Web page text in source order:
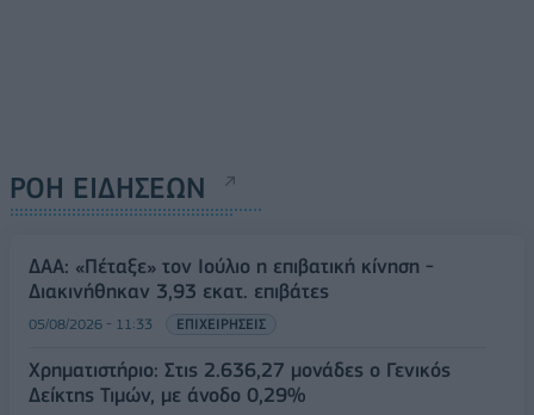
ΡΟΗ ΕΙΔΗΣΕΩΝ
ΔΑΑ: «Πέταξε» τον Ιούλιο η επιβατική κίνηση -
Διακινήθηκαν 3,93 εκατ. επιβάτες
05/08/2026 - 11:33 ΕΠΙΧΕΙΡΗΣΕΙΣ
Χρηματιστήριο: Στις 2.636,27 μονάδες ο Γενικός
Δείκτης Τιμών, με άνοδο 0,29%